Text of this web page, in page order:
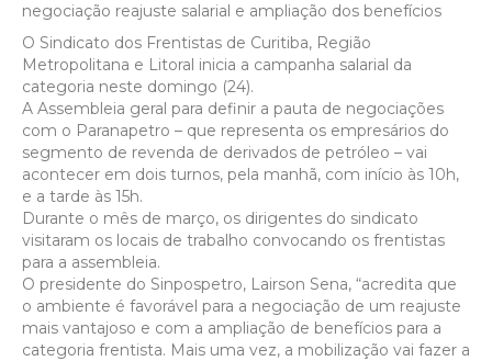
negociação reajuste salarial e ampliação dos benefícios
O Sindicato dos Frentistas de Curitiba, Região
Metropolitana e Litoral inicia a campanha salarial da
categoria neste domingo (24).
A Assembleia geral para definir a pauta de negociações
com o Paranapetro – que representa os empresários do
segmento de revenda de derivados de petróleo – vai
acontecer em dois turnos, pela manhã, com início às 10h,
e a tarde às 15h.
Durante o mês de março, os dirigentes do sindicato
visitaram os locais de trabalho convocando os frentistas
para a assembleia.
O presidente do Sinpospetro, Lairson Sena, “acredita que
o ambiente é favorável para a negociação de um reajuste
mais vantajoso e com a ampliação de benefícios para a
categoria frentista. Mais uma vez, a mobilização vai fazer a